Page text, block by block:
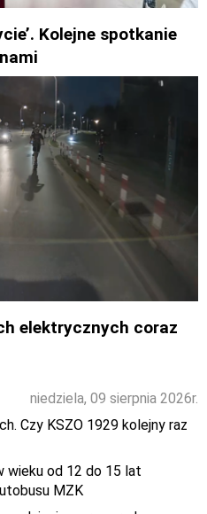
Kolejne spotkanie
elektrycznych coraz
niedziela, 09 sierpnia 2026r.
Czy KSZO 1929 kolejny raz
wieku od 12 do 15 lat
MZK